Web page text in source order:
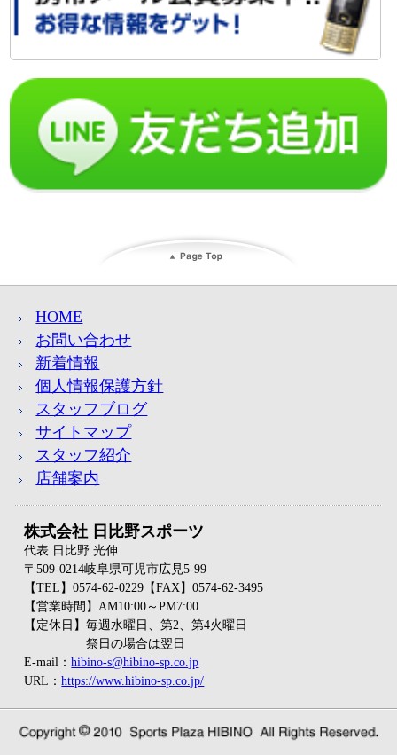
HOME
お問い合わせ
新着情報
個人情報保護方針
スタッフブログ
サイトマップ
スタッフ紹介
店舗案内
株式会社 日比野スポーツ
代表 日比野 光伸
〒509-0214岐阜県可児市広見5-99
【TEL】0574-62-0229【FAX】0574-62-3495
【営業時間】AM10:00～PM7:00
【定休日】毎週水曜日、第2、第4火曜日
祭日の場合は翌日
E-mail：hibino-s@hibino-sp.co.jp
URL：https://www.hibino-sp.co.jp/